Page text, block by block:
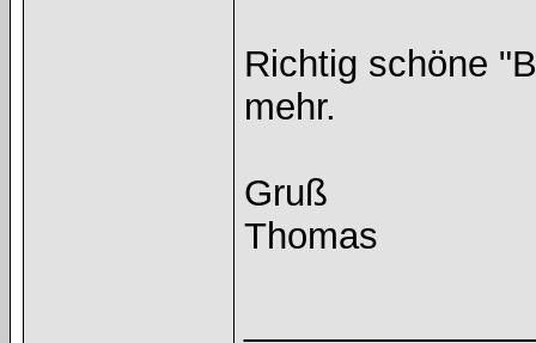
Richtig schöne
mehr.
Gruß
Thomas